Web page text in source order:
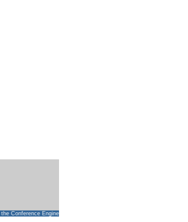
the Conference Engine